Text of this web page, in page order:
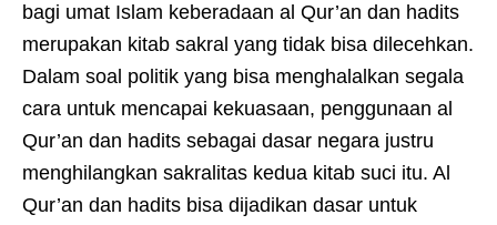
bagi umat Islam keberadaan al Qur’an dan hadits
merupakan kitab sakral yang tidak bisa dilecehkan.
Dalam soal politik yang bisa menghalalkan segala
cara untuk mencapai kekuasaan, penggunaan al
Qur’an dan hadits sebagai dasar negara justru
menghilangkan sakralitas kedua kitab suci itu. Al
Qur’an dan hadits bisa dijadikan dasar untuk